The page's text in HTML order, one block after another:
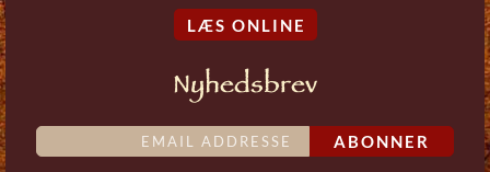
LÆS ONLINE
Nyhedsbrev
ABONNER